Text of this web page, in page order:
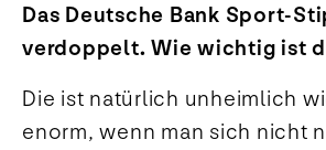
Das Deutsche Bank Sport-
verdoppelt. Wie wichtig ist
Die ist natürlich unheimlich
enorm, wenn man sich nicht